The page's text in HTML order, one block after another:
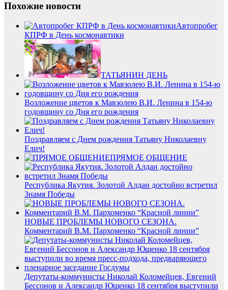
Похожие новости
Автопробег
КПРФ в День космонавтики
ТАТЬЯНИН ДЕНЬ
Возложение цветов к Мавзолею В.И. Ленина в 154-ю
годовщину со Дня его рождения
Поздравляем с Днем рождения Татьяну Николаевну
Елич!
ПРЯМОЕ ОБЩЕНИЕ
Республика Якутия. Золотой Алдан достойно встретил
Знамя Победы
НОВЫЕ ПРОБЛЕМЫ НОВОГО СЕЗОНА.
Комментарий В.М. Пархоменко “Красной линии”
Депутаты-коммунисты Николай Коломейцев, Евгений
Бессонов и Александр Ющенко 18 сентября выступили